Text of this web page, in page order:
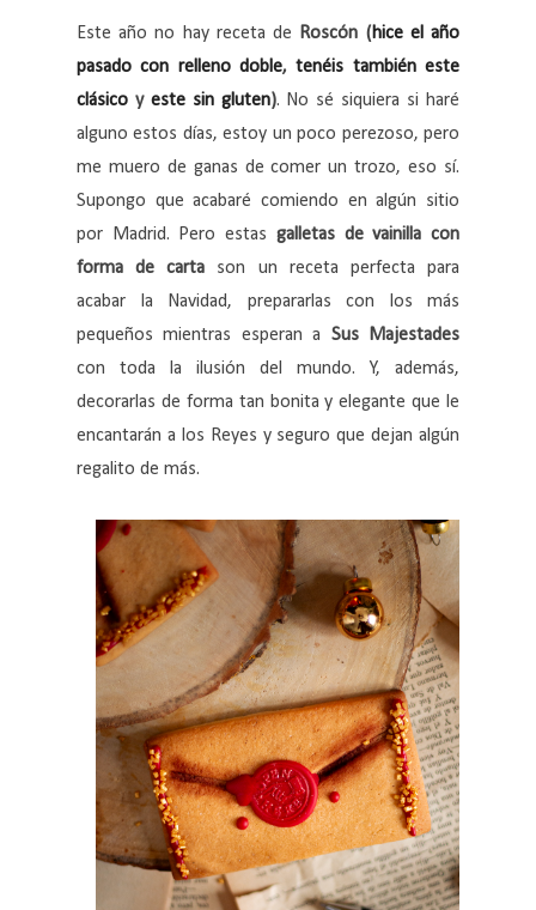
Este año no hay receta de Roscón (hice el año
pasado con relleno doble,tenéis también este
clásico y este sin gluten). No sé siquiera si haré
alguno estos días, estoy un poco perezoso, pero
me muero de ganas de comer un trozo, eso sí.
Supongo que acabaré comiendo en algún sitio
por Madrid. Pero estas galletas de vainilla con
forma de carta son un receta perfecta para
acabar la Navidad, prepararlas con los más
pequeños mientras esperan a Sus Majestades
con toda la ilusión del mundo. Y, además,
decorarlas de forma tan bonita y elegante que le
encantarán a los Reyes y seguro que dejan algún
regalito de más.